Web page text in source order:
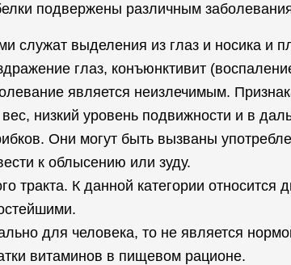
подвержены различным
служат выделения из глаз и носика и
глаз, конъюнктивит
является неизлечимым.
низкий уровень подвижности и в
Они могут быть вызваны
к облысению или зуду.
тракта. К данной категории
для человека, то не является
витаминов в пищевом рационе.